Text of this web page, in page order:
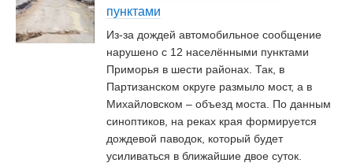
пунктами
Из-за дождей автомобильное сообщение
нарушено с 12 населёнными пунктами
Приморья в шести районах. Так, в
Партизанском округе размыло мост, а в
Михайловском – объезд моста. По данным
синоптиков, на реках края формируется
дождевой паводок, который будет
усиливаться в ближайшие двое суток.